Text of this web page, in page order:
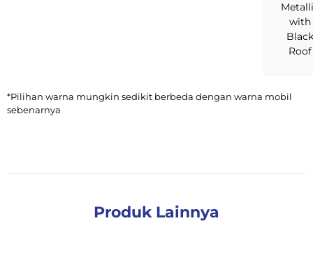
with
Roof
*Pilihan warna mungkin sedikit berbeda dengan warna mobil
sebenarnya
Produk Lainnya